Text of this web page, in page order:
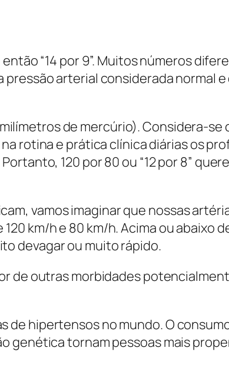
então “14 por 9”. Muitos números
arterial considerada normal
de mercúrio). Considera-se
rotina e prática clínica diárias os
120 por 80 ou “12 por 8”
vamos imaginar que nossas
km/h e 80 km/h. Acima ou abaixo
devagar ou muito rápido.
de outras morbidades
de hipertensos no mundo. O
genética tornam pessoas mais